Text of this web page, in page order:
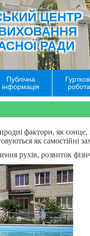
ЦЕНТР
РАДИ
Публічна
інформація
робота
фактори, як
як самостійні
рухів, розвиток